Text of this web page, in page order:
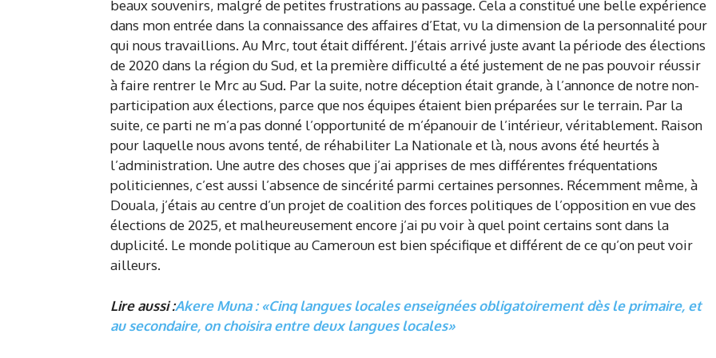
beaux souvenirs, malgré de petites frustrations au passage. Cela a constitué une belle expérience
dans mon entrée dans la connaissance des affaires d’Etat, vu la dimension de la personnalité pour
qui nous travaillions. Au Mrc, tout était différent. J’étais arrivé juste avant la période des élections
de 2020 dans la région du Sud, et la première difficulté a été justement de ne pas pouvoir réussir
à faire rentrer le Mrc au Sud. Par la suite, notre déception était grande, à l’annonce de notre non-
participation aux élections, parce que nos équipes étaient bien préparées sur le terrain. Par la
suite, ce parti ne m’a pas donné l’opportunité de m’épanouir de l’intérieur, véritablement. Raison
pour laquelle nous avons tenté, de réhabiliter La Nationale et là, nous avons été heurtés à
l’administration. Une autre des choses que j’ai apprises de mes différentes fréquentations
politiciennes, c’est aussi l’absence de sincérité parmi certaines personnes. Récemment même, à
Douala, j’étais au centre d’un projet de coalition des forces politiques de l’opposition en vue des
élections de 2025, et malheureusement encore j’ai pu voir à quel point certains sont dans la
duplicité. Le monde politique au Cameroun est bien spécifique et différent de ce qu’on peut voir
ailleurs.
Lire aussi :Akere Muna : «Cinq langues locales enseignées obligatoirement dès le primaire, et
au secondaire, on choisira entre deux langues locales»